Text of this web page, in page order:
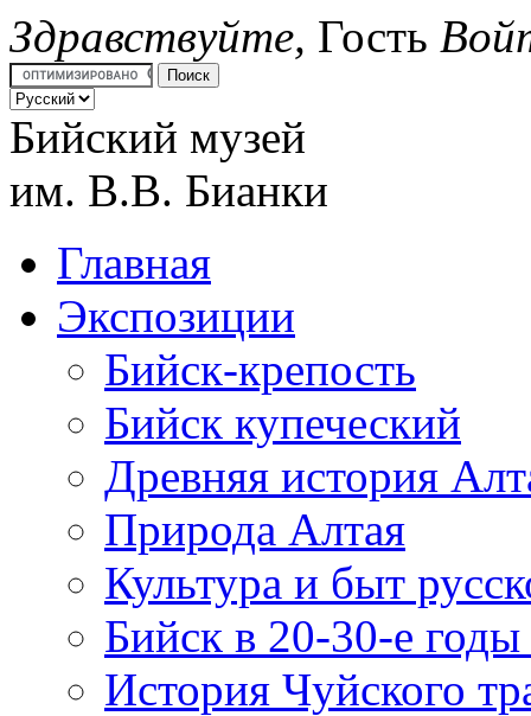
Здравствуйте, Гость
Бийский музей
им. В.В. Бианки
Главная
Экспозиции
Бийск-крепость
Бийск купеческий
Древняя история
Природа Алтая
Культура и быт
Бийск в 20-30-е
История Чуйского